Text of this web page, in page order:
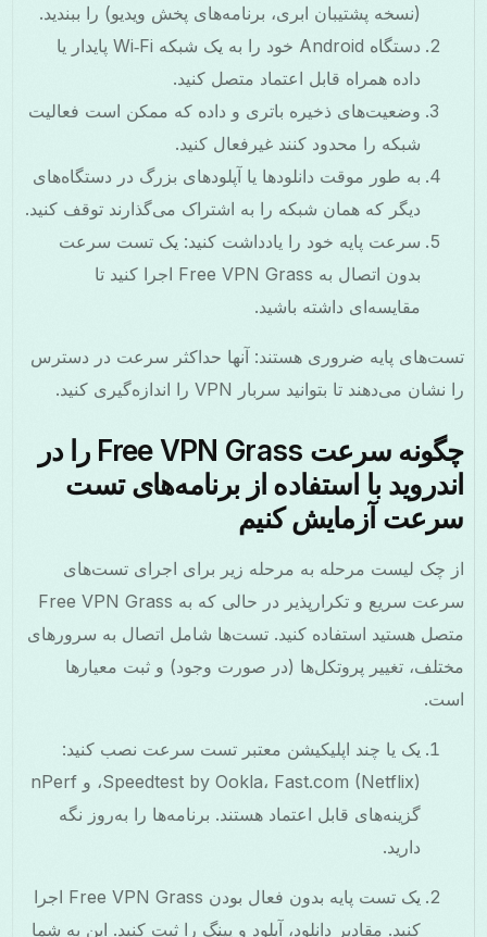
(نسخه پشتیبان ابری، برنامه‌های پخش ویدیو) را ببندید.
دستگاه Android خود را به یک شبکه Wi‑Fi پایدار یا
داده همراه قابل اعتماد متصل کنید.
وضعیت‌های ذخیره باتری و داده که ممکن است فعالیت
شبکه را محدود کنند غیرفعال کنید.
به طور موقت دانلودها یا آپلودهای بزرگ در دستگاه‌های
دیگر که همان شبکه را به اشتراک می‌گذارند توقف کنید.
سرعت پایه خود را یادداشت کنید: یک تست سرعت
بدون اتصال به Free VPN Grass اجرا کنید تا
مقایسه‌ای داشته باشید.
تست‌های پایه ضروری هستند: آنها حداکثر سرعت در دسترس
را نشان می‌دهند تا بتوانید سربار VPN را اندازه‌گیری کنید.
چگونه سرعت Free VPN Grass را در
اندروید با استفاده از برنامه‌های تست
سرعت آزمایش کنیم
از چک لیست مرحله به مرحله زیر برای اجرای تست‌های
سرعت سریع و تکرارپذیر در حالی که به Free VPN Grass
متصل هستید استفاده کنید. تست‌ها شامل اتصال به سرورهای
مختلف، تغییر پروتکل‌ها (در صورت وجود) و ثبت معیارها
است.
یک یا چند اپلیکیشن معتبر تست سرعت نصب کنید:
Speedtest by Ookla، Fast.com (Netflix)، و nPerf
گزینه‌های قابل اعتماد هستند. برنامه‌ها را به‌روز نگه
دارید.
یک تست پایه بدون فعال بودن Free VPN Grass اجرا
کنید. مقادیر دانلود، آپلود و پینگ را ثبت کنید. این به شما